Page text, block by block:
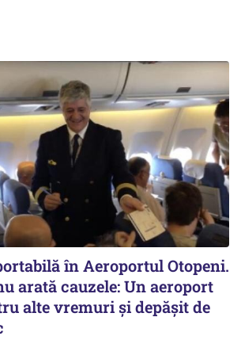
în Aeroportul Otopeni.
arată cauzele: Un aeroport
alte vremuri și depășit de